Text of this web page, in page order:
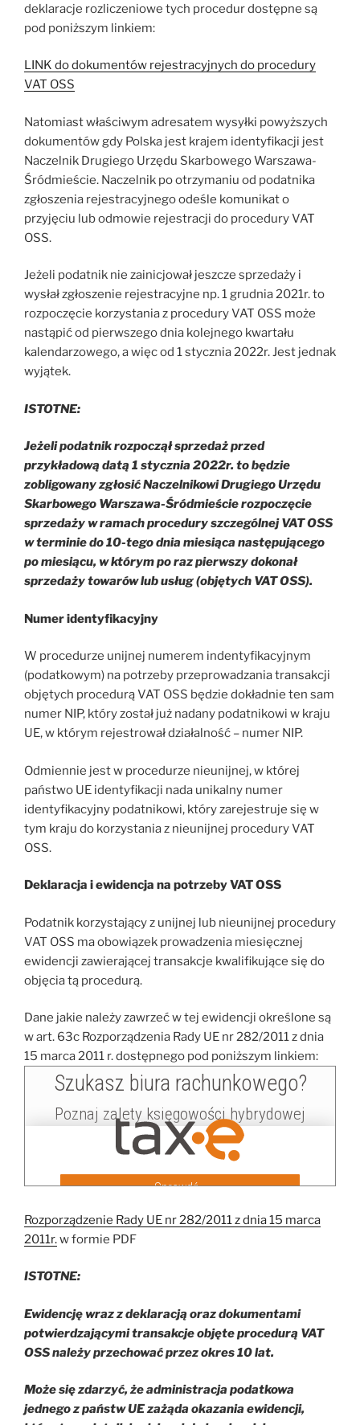
deklaracje rozliczeniowe tych procedur dostępne są
pod poniższym linkiem:
LINK do dokumentów rejestracyjnych do procedury
VAT OSS
Natomiast właściwym adresatem wysyłki powyższych
dokumentów gdy Polska jest krajem identyfikacji jest
Naczelnik Drugiego Urzędu Skarbowego Warszawa-
Śródmieście. Naczelnik po otrzymaniu od podatnika
zgłoszenia rejestracyjnego odeśle komunikat o
przyjęciu lub odmowie rejestracji do procedury VAT
OSS.
Jeżeli podatnik nie zainicjował jeszcze sprzedaży i
wysłał zgłoszenie rejestracyjne np. 1 grudnia 2021r. to
rozpoczęcie korzystania z procedury VAT OSS może
nastąpić od pierwszego dnia kolejnego kwartału
kalendarzowego, a więc od 1 stycznia 2022r. Jest jednak
wyjątek.
ISTOTNE:
Jeżeli podatnik rozpoczął sprzedaż przed
przykładową datą 1 stycznia 2022r. to będzie
zobligowany zgłosić Naczelnikowi Drugiego Urzędu
Skarbowego Warszawa-Śródmieście rozpoczęcie
sprzedaży w ramach procedury szczególnej VAT OSS
w terminie do 10-tego dnia miesiąca następującego
po miesiącu, w którym po raz pierwszy dokonał
sprzedaży towarów lub usług (objętych VAT OSS).
Numer identyfikacyjny
W procedurze unijnej numerem indentyfikacyjnym
(podatkowym) na potrzeby przeprowadzania transakcji
objętych procedurą VAT OSS będzie dokładnie ten sam
numer NIP, który został już nadany podatnikowi w kraju
UE, w którym rejestrował działalność – numer NIP.
Odmiennie jest w procedurze nieunijnej, w której
państwo UE identyfikacji nada unikalny numer
identyfikacyjny podatnikowi, który zarejestruje się w
tym kraju do korzystania z nieunijnej procedury VAT
OSS.
Deklaracja i ewidencja na potrzeby VAT OSS
Podatnik korzystający z unijnej lub nieunijnej procedury
VAT OSS ma obowiązek prowadzenia miesięcznej
ewidencji zawierającej transakcje kwalifikujące się do
objęcia tą procedurą.
Dane jakie należy zawrzeć w tej ewidencji określone są
w art. 63c Rozporządzenia Rady UE nr 282/2011 z dnia
15 marca 2011 r. dostępnego pod poniższym linkiem:
Rozporządzenie Rady UE nr 282/2011 z dnia 15 marca
2011r.w formie PDF
ISTOTNE:
Ewidencję wraz z deklaracją oraz dokumentami
potwierdzającymi transakcje objęte procedurą VAT
OSS należy przechować przez okres 10 lat.
Może się zdarzyć, że administracja podatkowa
jednego z państw UE zażąda okazania ewidencji,